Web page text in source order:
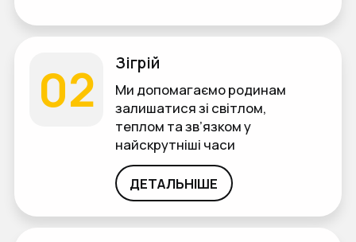
02 Зігрій
Ми допомагаємо родинам
залишатися зі світлом,
теплом та зв’язком у
найскрутніші часи
ДЕТАЛЬНІШЕ